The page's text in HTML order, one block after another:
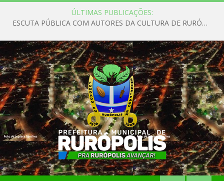
ÚLTIMAS PUBLICAÇÕES:
ESCUTA PÚBLICA COM AUTORES DA CULTURA DE RURÓPOLIS